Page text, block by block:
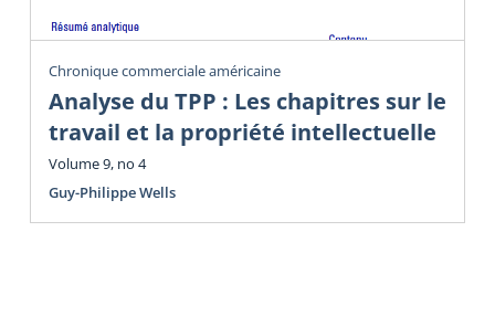
Chronique commerciale américaine
Analyse du TPP : Les chapitres sur le
travail et la propriété intellectuelle
Volume 9, no 4
Guy-Philippe Wells